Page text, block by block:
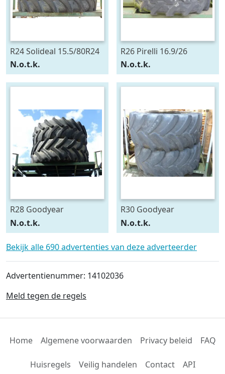
R24 Solideal 15.5/80R24
N.o.t.k.
R26 Pirelli 16.9/26
N.o.t.k.
R28 Goodyear
540/75R28
N.o.t.k.
R30 Goodyear
600/70R30
N.o.t.k.
Bekijk alle 690 advertenties van deze adverteerder
Advertentienummer: 14102036
Meld tegen de regels
Home Algemene voorwaarden Privacy beleid FAQ
Huisregels Veilig handelen Contact API